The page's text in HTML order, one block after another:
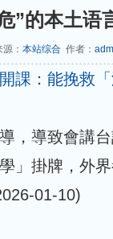
”的本土语
： 本站综合作者：
課：能挽救
，導致會講台
」掛牌，外
01-10)